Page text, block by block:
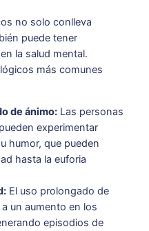
no solo conlleva
puede tener
la salud mental.
más comunes
de ánimo:Las personas
experimentar
humor, que pueden
hasta la euforia
El uso prolongado de
un aumento en los
episodios de